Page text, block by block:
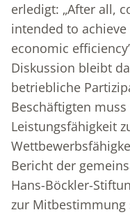
erledigt: „After all,
intended to
economic
Diskussion bleibt
betriebliche
Beschäftigten
Leistungsfähigkeit
Bericht der
Hans-Böckler-
zur